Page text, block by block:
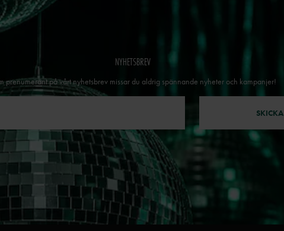
NYHETSBREV
prenumerant på vårt nyhetsbrev missar du aldrig spännande nyheter och kampanjer!
SKICKA